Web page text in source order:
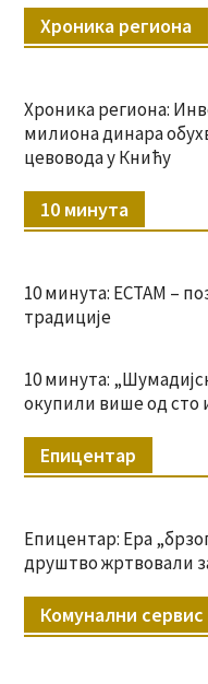
Хроника региона
Хроника региона:
милиона динара
цевовода у Книћу
10 минута
10 минута: ЕСТАМ –
традиције
10 минута:
окупили више од сто
Епицентар
Епицентар: Ера
друштво жртвовали
Комунални сервис